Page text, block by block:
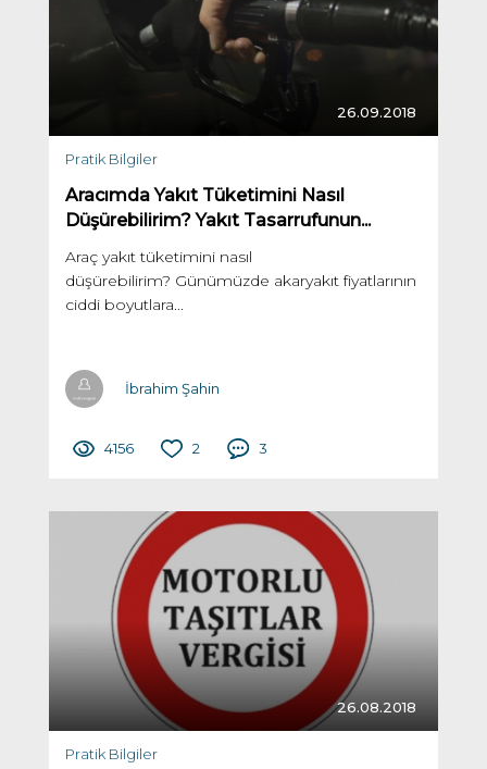
26.09.2018
Pratik Bilgiler
Aracımda Yakıt Tüketimini Nasıl
Düşürebilirim? Yakıt Tasarrufunun...
Araç yakıt tüketimini nasıl
düşürebilirim? Günümüzde akaryakıt fiyatlarının
ciddi boyutlara...
İbrahim Şahin
4156 2 3
26.08.2018
Pratik Bilgiler